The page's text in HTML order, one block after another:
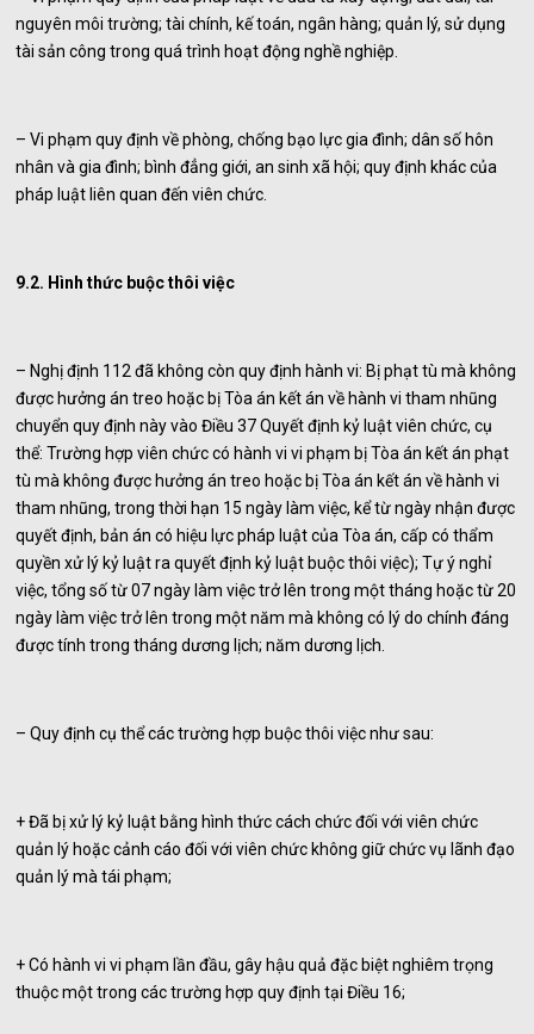
nguyên môi trường; tài chính, kế toán, ngân hàng; quản lý, sử dụng
tài sản công trong quá trình hoạt động nghề nghiệp.
– Vi phạm quy định về phòng, chống bạo lực gia đình; dân số hôn
nhân và gia đình; bình đẳng giới, an sinh xã hội; quy định khác của
pháp luật liên quan đến viên chức.
9.2. Hình thức buộc thôi việc
– Nghị định 112 đã không còn quy định hành vi: Bị phạt tù mà không
được hưởng án treo hoặc bị Tòa án kết án về hành vi tham nhũng
chuyển quy định này vào Điều 37 Quyết định kỷ luật viên chức, cụ
thể: Trường hợp viên chức có hành vi vi phạm bị Tòa án kết án phạt
tù mà không được hưởng án treo hoặc bị Tòa án kết án về hành vi
tham nhũng, trong thời hạn 15 ngày làm việc, kể từ ngày nhận được
quyết định, bản án có hiệu lực pháp luật của Tòa án, cấp có thẩm
quyền xử lý kỷ luật ra quyết định kỷ luật buộc thôi việc); Tự ý nghỉ
việc, tổng số từ 07 ngày làm việc trở lên trong một tháng hoặc từ 20
ngày làm việc trở lên trong một năm mà không có lý do chính đáng
được tính trong tháng dương lịch; năm dương lịch.
– Quy định cụ thể các trường hợp buộc thôi việc như sau:
+ Đã bị xử lý kỷ luật bằng hình thức cách chức đối với viên chức
quản lý hoặc cảnh cáo đối với viên chức không giữ chức vụ lãnh đạo
quản lý mà tái phạm;
+ Có hành vi vi phạm lần đầu, gây hậu quả đặc biệt nghiêm trọng
thuộc một trong các trường hợp quy định tại Điều 16;